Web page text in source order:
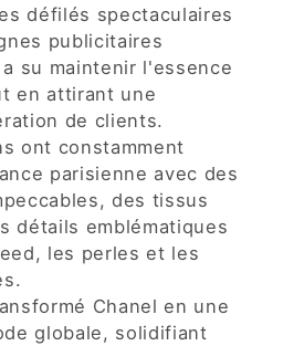
défilés spectaculaires
publicitaires
su maintenir l'essence
en attirant une
de clients.
ont constamment
parisienne avec des
des tissus
détails emblématiques
les perles et les
Chanel en une
globale, solidifiant